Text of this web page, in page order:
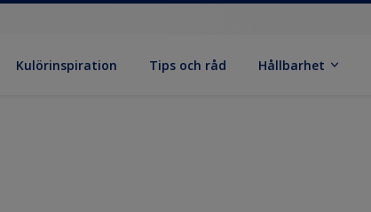
Kulörinspiration Tips och råd Hållbarhet